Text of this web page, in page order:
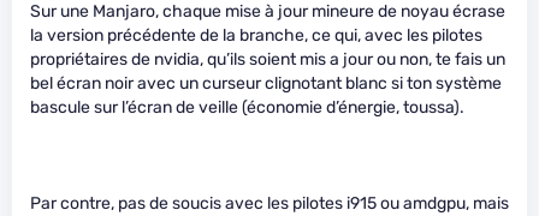
Sur une Manjaro, chaque mise à jour mineure de noyau écrase
la version précédente de la branche, ce qui, avec les pilotes
propriétaires de nvidia, qu’ils soient mis a jour ou non, te fais un
bel écran noir avec un curseur clignotant blanc si ton système
bascule sur l’écran de veille (économie d’énergie, toussa).
Par contre, pas de soucis avec les pilotes i915 ou amdgpu, mais